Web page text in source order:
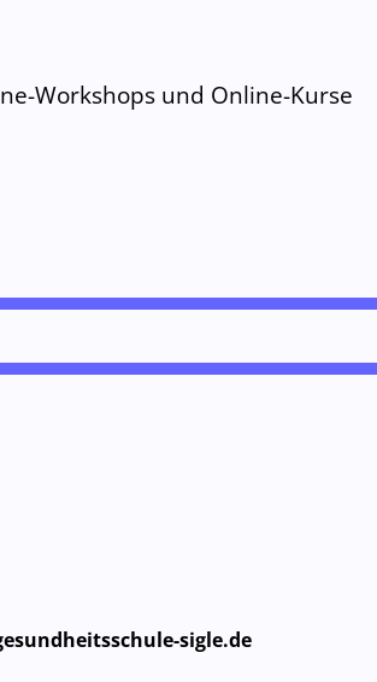
Workshops und Online-Kurse
sigle.de